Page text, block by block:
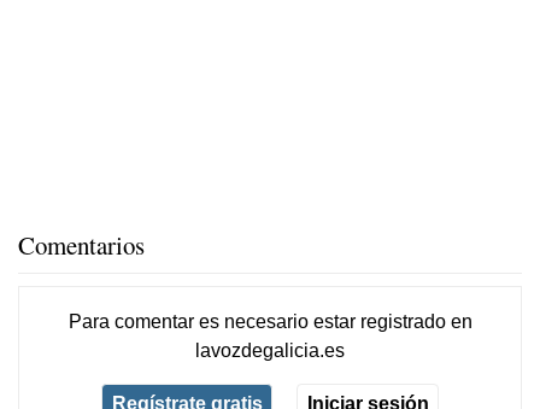
Comentarios
Para comentar es necesario estar registradoen
lavozdegalicia.es
Regístrate gratis Iniciar sesión